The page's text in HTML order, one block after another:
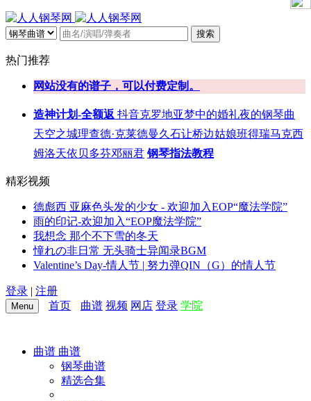
搜索
热门推荐
网站没有的谱子，可以付费定制。
造神计划-全额返 抖音克罗地亚梦中的婚礼夜的钢琴曲
天空之城理查德·克莱德曼久石让桥边姑娘班得瑞马克西
姆洛天依贝多芬邓丽君 钢琴指法教程
精彩视频
德彪西 亚麻色头发的少女 - 欢迎加入EOP“魔法学院”
雨的印记-欢迎加入“EOP魔法学院”
我想念 那个不下雪的冬天
憧れの非日常 无头骑士异闻录BGM
Valentine’s Day-情人节 | 努力弹QIN（G）的情人节
登录 | 注册
Menu 首页 曲谱 视频 网店 登录 学院
曲谱 曲谱
钢琴曲谱
精选合集